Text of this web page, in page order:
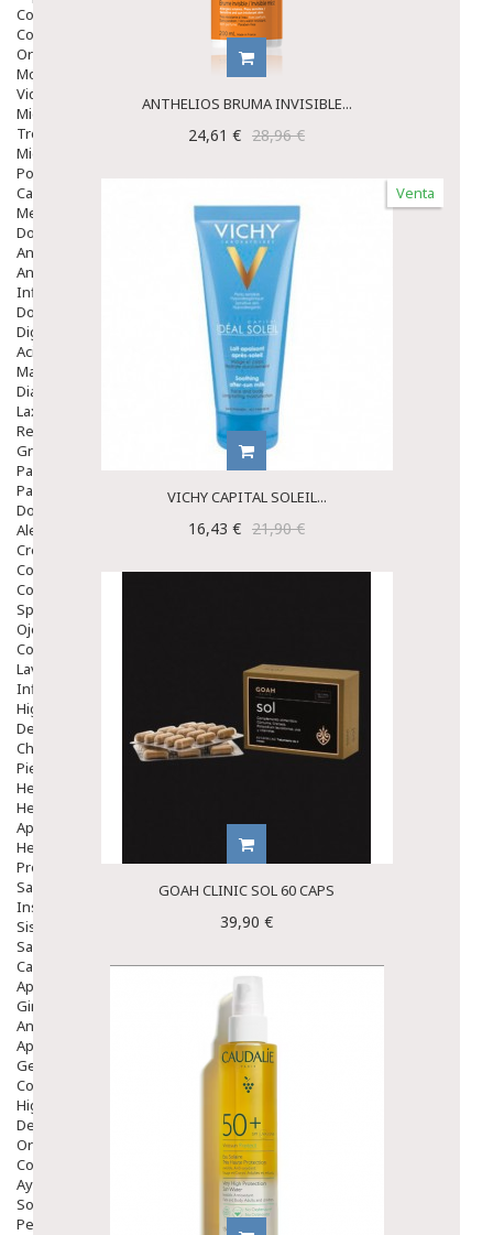
Colirios
Complementos Alimentarios.
Ortopedia - Accesorios
Movilidad
Vida Diaria
Miembro Superior
Tronco
Miembro Inferior
Podología
Calzado
Medicamentos
Dolor E Inflamación
Analgésicos
Anestésicos
Inflamación Articulaciones
Dolor Muscular / Articular
Digestivo
Acidez, Gases Y Ardores
Mala Digestion
Diarrea / Estreñimiento / Vómitos
Laxantes
Resfriados
Gripe Y Resfriados
Para La Tos
Para Descongestionar La Nariz
Dolor De Garganta
Alergias Y Picaduras
Cremas
Comprimidos
Colirios
Sprays
Ojos Y Oidos
Congestión
Lavado Ojos
Inflamación Del Oido (otitis)
Higiene Oido
Deshabituación Tabaquismo
Chicles
Piel
Herpes Y Hongos
Heridas Y úlceras
Aparato Genital
Hemorroides
Protectores Y Emolientes
Salud
Insomnio
Sistema Nervioso
Salud Bucodental
Capilar
Apósitos
Ginecología
Anticonceptivos
Aparato Genital
Gente Mayor
Cosmética
Higiene
Dentales
Ortopedia
Complementos Nutricionales.
Ayudas
Solares
Pedido express
ANTHELIOS BRUMA INVISIBLE...
24,61 € 28,96 €
Venta
VICHY CAPITAL SOLEIL...
16,43 € 21,90 €
GOAH CLINIC SOL 60 CAPS
39,90 €